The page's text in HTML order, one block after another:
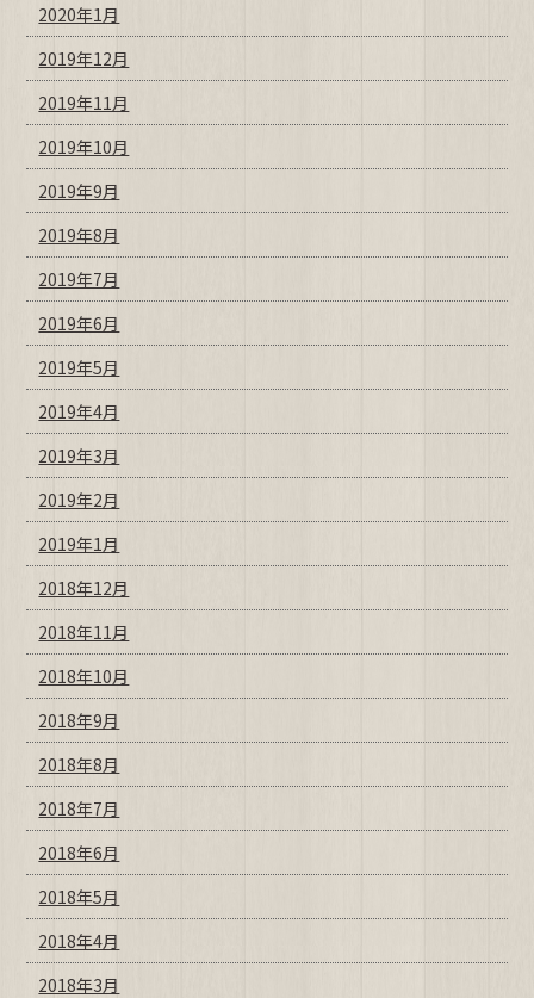
2020年1月
2019年12月
2019年11月
2019年10月
2019年9月
2019年8月
2019年7月
2019年6月
2019年5月
2019年4月
2019年3月
2019年2月
2019年1月
2018年12月
2018年11月
2018年10月
2018年9月
2018年8月
2018年7月
2018年6月
2018年5月
2018年4月
2018年3月